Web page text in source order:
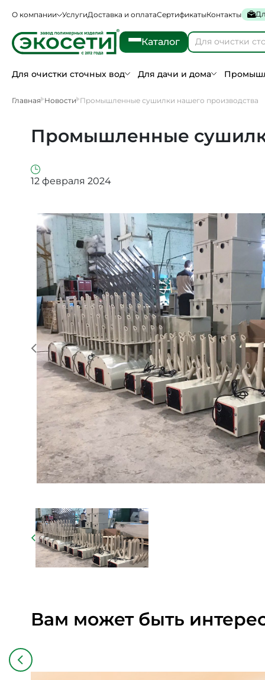
О компании УслугиДоставка и оплатаСертификатыКонтакты
Каталог
Для очистки сточных вод Для дачи и дома
Главная Новости Промышленные сушилки нашего производства
Промышленные
12 февраля 2024
Вам может быть